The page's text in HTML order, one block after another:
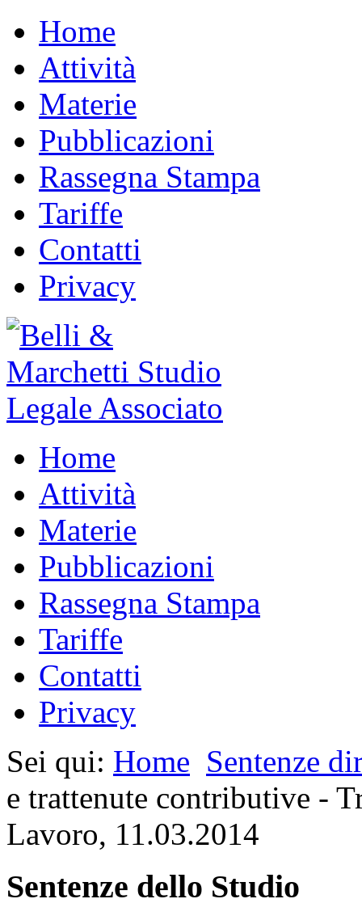
Home
Attività
Materie
Pubblicazioni
Rassegna Stampa
Tariffe
Contatti
Privacy
Home
Attività
Materie
Pubblicazioni
Rassegna Stampa
Tariffe
Contatti
Privacy
Sei qui: Home Sentenze
e trattenute contributive -
Lavoro, 11.03.2014
Sentenze dello Studio